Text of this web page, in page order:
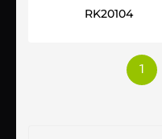
RK20104
1